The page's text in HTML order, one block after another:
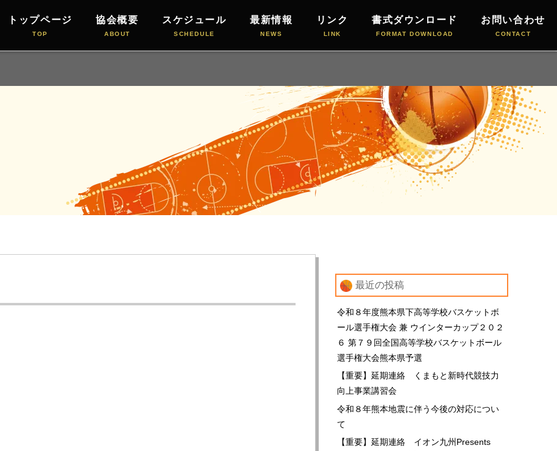
トップページ
TOP
協会概要
ABOUT
スケジュール
SCHEDULE
最新情報
NEWS
リンク
LINK
書式ダウンロード
FORMAT DOWNLOAD
お問い合わせ
CONTACT
最近の投稿
令和８年度熊本県下高等学校バスケットボ
ール選手権大会 兼 ウインターカップ２０２
６ 第７９回全国高等学校バスケットボール
選手権大会熊本県予選
【重要】延期連絡 くまもと新時代競技力
向上事業講習会
令和８年熊本地震に伴う今後の対応につい
て
【重要】延期連絡 イオン九州Presents